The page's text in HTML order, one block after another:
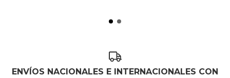
ENVÍOS NACIONALES E INTERNACIONALES CON